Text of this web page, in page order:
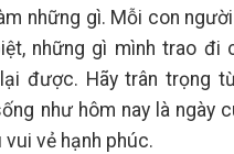
những gì. Mỗi con
những gì mình trao đi
được. Hãy trân trọng
như hôm nay là ngày
vui vẻ hạnh phúc.